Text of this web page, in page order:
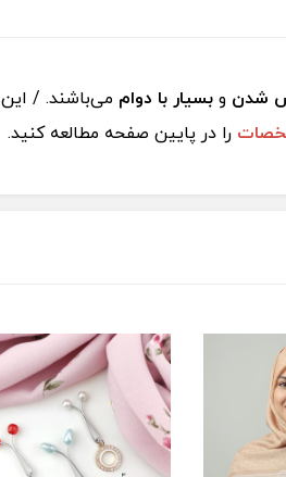
شدن و بسیار با دوام می‌باشند. / این
را در پایین صفحه مطالعه کنید.